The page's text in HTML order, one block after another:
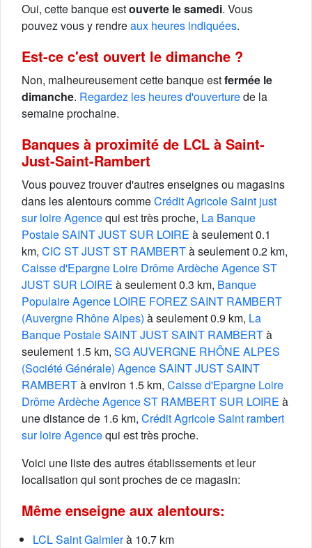
Oui, cette banque estouverte le samedi. Vous
pouvez vous y rendreaux heures indiquées.
Est-ce c'est ouvert le dimanche ?
Non, malheureusement cette banque estfermée le
dimanche. Regardez les heures d'ouverturede la
semaine prochaine.
Banques à proximité de LCL à Saint-
Just-Saint-Rambert
Vous pouvez trouver d'autres enseignes ou magasins
dans les alentours commeCrédit Agricole Saint just
sur loire Agencequi est très proche, La Banque
Postale SAINT JUST SUR LOIRE à seulement 0.1
km, CIC ST JUST ST RAMBERTà seulement 0.2 km,
Caisse d'Epargne Loire Drôme Ardèche Agence ST
JUST SUR LOIRE à seulement 0.3 km, Banque
Populaire Agence LOIRE FOREZ SAINT RAMBERT
(Auvergne Rhône Alpes) à seulement 0.9 km, La
Banque Postale SAINT JUST SAINT RAMBERTà
seulement 1.5 km, SG AUVERGNE RHÔNE ALPES
(Société Générale) Agence SAINT JUST SAINT
RAMBERTà environ 1.5 km, Caisse d'Epargne Loire
Drôme Ardèche Agence ST RAMBERT SUR LOIRE à
une distance de 1.6 km, Crédit Agricole Saint rambert
sur loire Agencequi est très proche.
Voici une liste des autres établissements et leur
localisation qui sont proches de ce magasin:
Même enseigne aux alentours:
LCL Saint Galmierà 10.7 km